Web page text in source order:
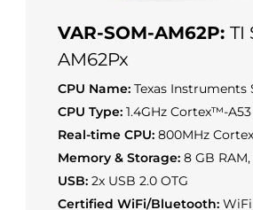
VAR-SOM-AM62P: TI
AM62Px
CPU Name: Texas Instruments
CPU Type: 1.4GHz Cortex™-A53
Real-time CPU: 800MHz
Memory & Storage: 8 GB
USB: 2x USB 2.0 OTG
Certified WiFi/Bluetooth: WiFi